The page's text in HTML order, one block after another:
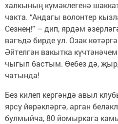
халкының күмәклегенә
чакта. “Андагы волонтер
Сезнең!” – дип, ярдәм
вәгъдә бирде ул. Озак
Әйтелгән вакытка
чыгып бастым. Өебез дә,
чатында!
Без килеп кергәндә авыл
ярсу йөрәкләргә, арган
булмыйча, 80 йомыркага